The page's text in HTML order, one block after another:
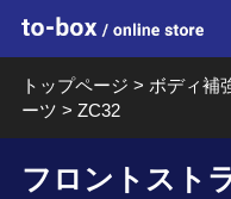
to-
トップページ > ボディ補
ーツ > ZC32
フロントスト